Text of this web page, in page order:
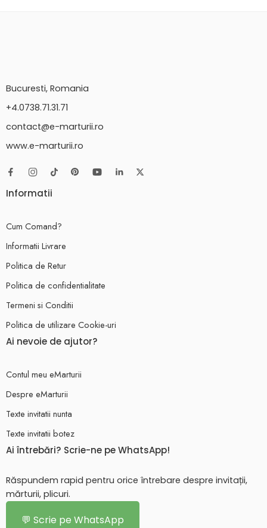
Bucuresti, Romania
+4.0738.71.31.71
contact@e-marturii.ro
www.e-marturii.ro
Informatii
Cum Comand?
Informatii Livrare
Politica de Retur
Politica de confidentialitate
Termeni si Conditii
Politica de utilizare Cookie-uri
Ai nevoie de ajutor?
Contul meu eMarturii
Despre eMarturii
Texte invitatii nunta
Texte invitatii botez
Ai întrebări? Scrie-ne pe WhatsApp!
Răspundem rapid pentru orice întrebare despre invitații,
mărturii, plicuri.
💬 Scrie pe WhatsApp